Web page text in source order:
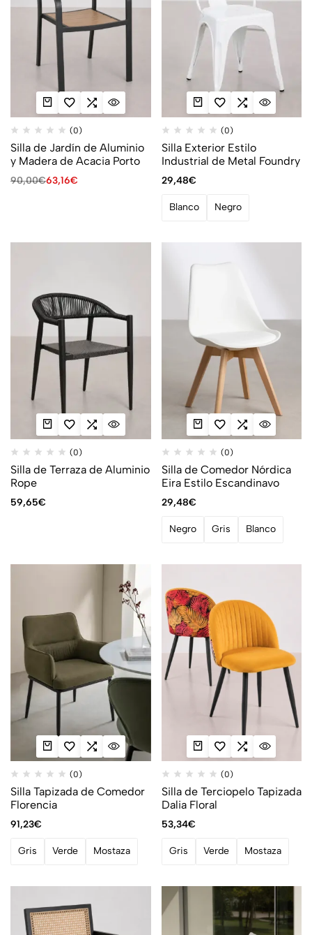
(0)
Silla de Jardín de Aluminio
y Madera de Acacia Porto
90,00€63,16€
(0)
Silla Exterior Estilo
Industrial de Metal Foundry
29,48€
Blanco Negro
(0)
Silla de Terraza de Aluminio
Rope
59,65€
(0)
Silla de Comedor Nórdica
Eira Estilo Escandinavo
29,48€
Negro Gris Blanco
(0)
Silla Tapizada de Comedor
Florencia
91,23€
Gris Verde Mostaza
(0)
Silla de Terciopelo Tapizada
Dalia Floral
53,34€
Gris Verde Mostaza